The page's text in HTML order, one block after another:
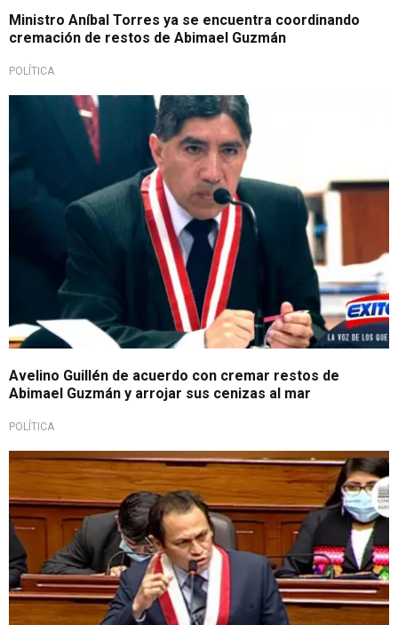
Ministro Aníbal Torres ya se encuentra coordinando
cremación de restos de Abimael Guzmán
POLÍTICA
Avelino Guillén de acuerdo con cremar restos de
Abimael Guzmán y arrojar sus cenizas al mar
POLÍTICA